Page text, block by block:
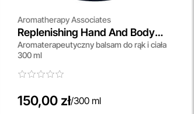
Aromatherapy Associates
Replenishing Hand And Body
Lotion
Aromaterapeutyczny balsam do rąk i ciała
300 ml
150,00 zł/300 ml